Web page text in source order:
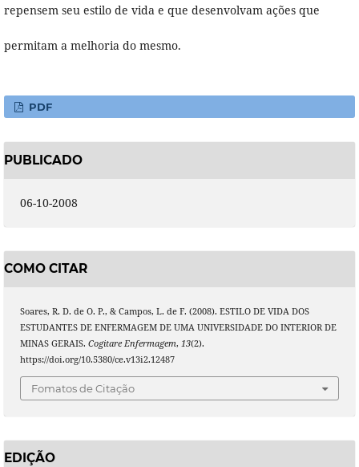
repensem seu estilo de vida e que desenvolvam ações que
permitam a melhoria do mesmo.
PDF
PUBLICADO
06-10-2008
COMO CITAR
Soares, R. D. de O. P., & Campos, L. de F. (2008). ESTILO DE VIDA DOS
ESTUDANTES DE ENFERMAGEM DE UMA UNIVERSIDADE DO INTERIOR DE
MINAS GERAIS. Cogitare Enfermagem, 13(2).
https://doi.org/10.5380/ce.v13i2.12487
Fomatos de Citação
EDIÇÃO